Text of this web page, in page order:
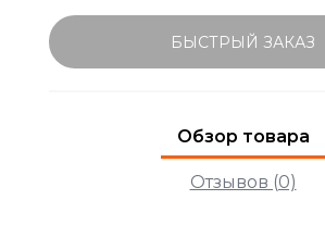
БЫСТРЫЙ ЗАКАЗ
Обзор товара
Отзывов (0)